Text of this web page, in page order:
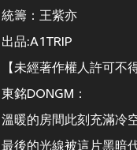
統籌：王紫亦
出品:A1TRIP
【未經著作權人許可不
東銘DONGM：
溫暖的房間此刻充滿冷
最後的光線被這片黑暗